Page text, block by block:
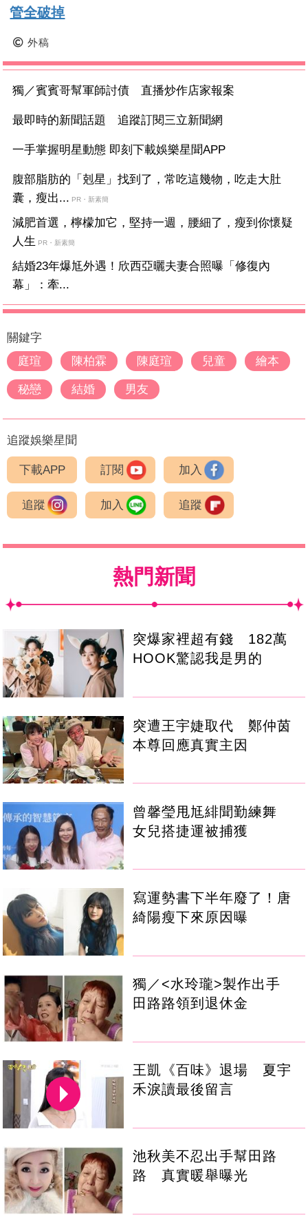
管全破掉
外稿
獨／賓賓哥幫軍師討債 直播炒作店家報案
最即時的新聞話題 追蹤訂閱三立新聞網
一手掌握明星動態 即刻下載娛樂星聞APP
腹部脂肪的「剋星」找到了，常吃這幾物，吃走大肚
囊，瘦出... PR・新素簡
減肥首選，檸檬加它，堅持一週，腰細了，瘦到你懷疑
人生
PR・新素簡
結婚23年爆尪外遇！欣西亞曬夫妻合照曝「修復內
幕」：牽...
關鍵字
庭瑄
陳柏霖 陳庭瑄 兒童 繪本
秘戀 結婚 男友
追蹤娛樂星聞
下載APP 訂閱 加入
追蹤 加入 追蹤
熱門新聞
突爆家裡超有錢 182萬
HOOK驚認我是男的
突遭王宇婕取代 鄭仲茵
本尊回應真實主因
曾馨瑩甩尪緋聞勤練舞
女兒搭捷運被捕獲
寫運勢書下半年廢了！唐
綺陽瘦下來原因曝
獨／<水玲瓏>製作出手
田路路領到退休金
王凱《百味》退場 夏宇
禾淚讀最後留言
池秋美不忍出手幫田路
路 真實暖舉曝光